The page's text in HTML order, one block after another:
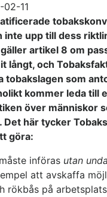
02-11
inte upp till dess
artikel 8 om
långt, och
tobakslagen som
kommer leda till
över människor
Det här tycker
göra:
införas utan
att avskaffa
rökbås på